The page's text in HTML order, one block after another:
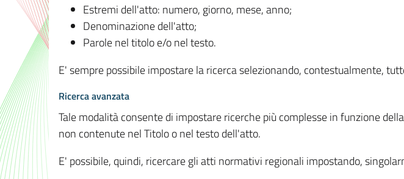
Estremi dell'atto: numero, giorno, mese, anno;
Denominazione dell'atto;
Parole nel titolo e/o nel testo.
E' sempre possibile impostare la ricerca selezionando, contestualmente,
Ricerca avanzata
Tale modalità consente di impostare ricerche più complesse in funzione
non contenute nel Titolo o nel testo dell'atto.
E' possibile, quindi, ricercare gli atti normativi regionali impostando,